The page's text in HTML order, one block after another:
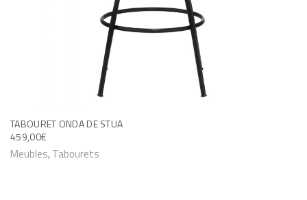
TABOURET ONDA DE STUA
459,00€
Meubles,Tabourets